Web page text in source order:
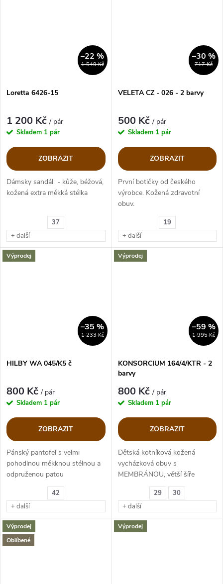
1 549 Kč
–22 %
37
+ další
Loretta 6426-15
1 200 Kč/ pár
Skladem 1 pár
ZOBRAZIT
Dámsky sandál - kůže, béžová,
kožená extra měkká stélka
717 Kč
–30 %
19
+ další
VELETA CZ - 026 - 2 barvy
500 Kč/ pár
Skladem 1 pár
ZOBRAZIT
První botičky od českého
výrobce. Kožená zdravotní
obuv.
Výprodej
1 233 Kč
–35 %
42
+ další
HILBY WA 045/K5 č
800 Kč/ pár
Skladem 1 pár
ZOBRAZIT
Pánský pantofel s velmi
pohodlnou měkknou stélnou a
odpruženou patou
Výprodej
1 995 Kč
–59 %
29
30
+ další
KONSORCIUM 164/4/KTR - 2
barvy
800 Kč/ pár
Skladem 1 pár
ZOBRAZIT
Dětská kotníková kožená
vycházková obuv s
MEMBRÁNOU, větší šíře
Výprodej
Oblíbené
Výprodej